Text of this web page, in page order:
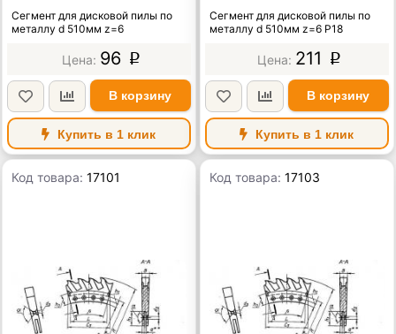
Сегмент для дисковой пилы по
металлу d 510мм z=6
96 p
В корзину
Купить в 1 клик
Сегмент для дисковой пилы по
металлу d 510мм z=6 Р18
211 p
В корзину
Купить в 1 клик
Код товара:17101 Код товара:17103